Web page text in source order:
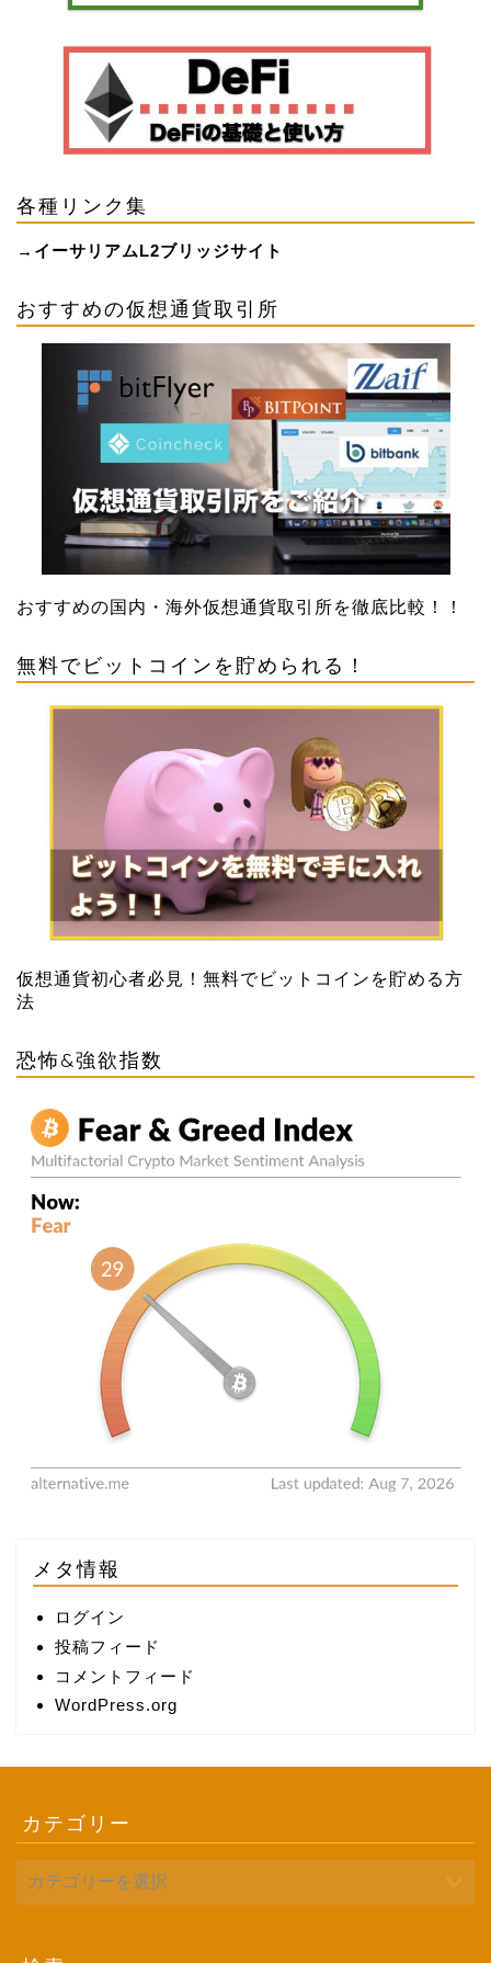
各種リンク集
→ イーサリアムL2ブリッジサイト
おすすめの仮想通貨取引所
おすすめの国内・海外仮想通貨取引所を徹底比較！！
無料でビットコインを貯められる！
仮想通貨初心者必見！無料でビットコインを貯める方
法
恐怖&強欲指数
メタ情報
ログイン
投稿フィード
コメントフィード
WordPress.org
カテゴリー